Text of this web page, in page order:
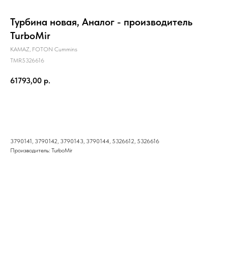
Турбина новая, Аналог - производитель
TurboMir
KAMAZ, FOTON Cummins
TMR5326616
61793,00 р.
3790141, 3790142, 3790143, 3790144, 5326612, 5326616
Производитель: TurboMir